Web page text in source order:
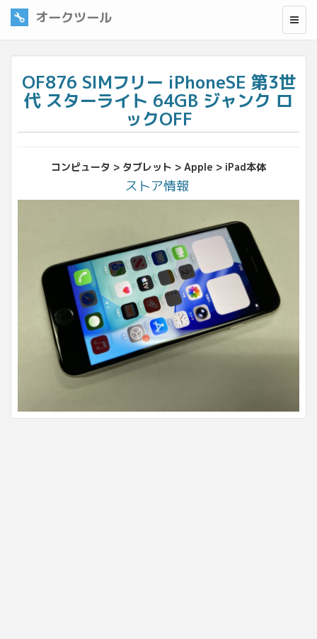
オークツール
OF876 SIMフリー iPhoneSE 第3世
代 スターライト 64GB ジャンク ロ
ックOFF
コンピュータ > タブレット > Apple > iPad本体
ストア情報